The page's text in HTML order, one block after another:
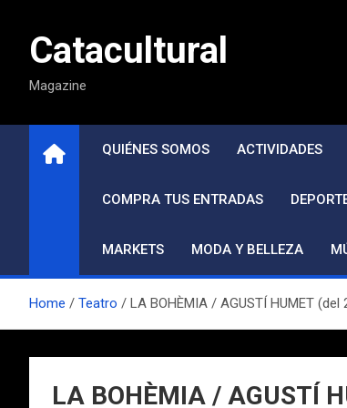
contenidoCatacultural
Magazine
QUIÉNES SOMOS ACTIVIDADES
COMPRA TUS ENTRADAS
MARKETS MODA Y BELLEZA
Home Teatro LA BOHÈMIA / AGUSTÍ HUMET
LA BOHÈMIA / AGUSTÍ